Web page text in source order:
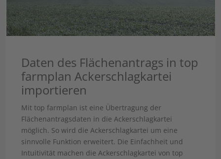
Daten des Flächenantrags in top
farmplan Ackerschlagkartei
importieren
Mit top farmplan ist eine Übertragung der
Flächenantragsdaten in die Ackerschlagkartei
möglich. So wird die Ackerschlagkartei um eine
sinnvolle Funktion erweitert. Die Einfachheit und
Intuitivität machen die Ackerschlagkartei von top